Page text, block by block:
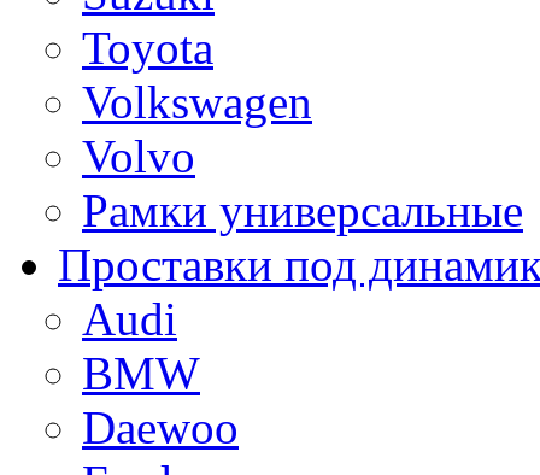
Toyota
Volkswagen
Volvo
Рамки универсальные
Проставки под
Audi
BMW
Daewoo